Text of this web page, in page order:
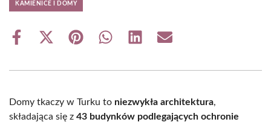
KAMIENICE I DOMY
Share
Share
(Twitter)
Share Share Share Share
Domy tkaczy w Turku to niezwykła architektura,
składająca się z 43 budynków podlegających ochronie